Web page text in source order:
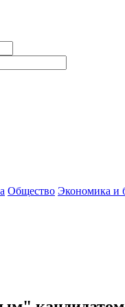
Общество Экономика и